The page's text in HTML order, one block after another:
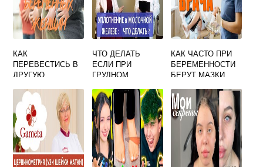
КАК
ПЕРЕВЕСТИСЬ В
ДРУГУЮ
КОНСУЛЬТАЦИЮ
ВО ВРЕМЯ
БЕРЕМЕННОСТИ
ЧТО ДЕЛАТЬ
ЕСЛИ ПРИ
ГРУДНОМ
ПРОЩУПЫВАЕТС
Я УПЛОТНЕНИЕ
КАК КАМЕНЬ И
БОЛИТ
КАК ЧАСТО ПРИ
БЕРЕМЕННОСТИ
БЕРУТ МАЗКИ